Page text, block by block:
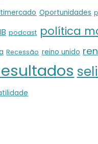
Oportunidades
podcast política
Recessão reino unido